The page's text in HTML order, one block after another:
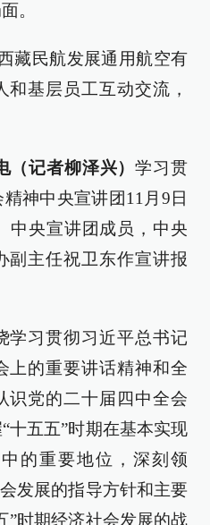
。
藏民航发展通用航空有
基层员工互动交流，
（记者柳泽兴）学习贯
神中央宣讲团11月9日
中央宣讲团成员，中央
副主任祝卫东作宣讲报
学习贯彻习近平总书记
上的重要讲话精神和全
识党的二十届四中全会
十五五”时期在基本实现
的重要地位，深刻领
发展的指导方针和主要
”时期经济社会发展的战